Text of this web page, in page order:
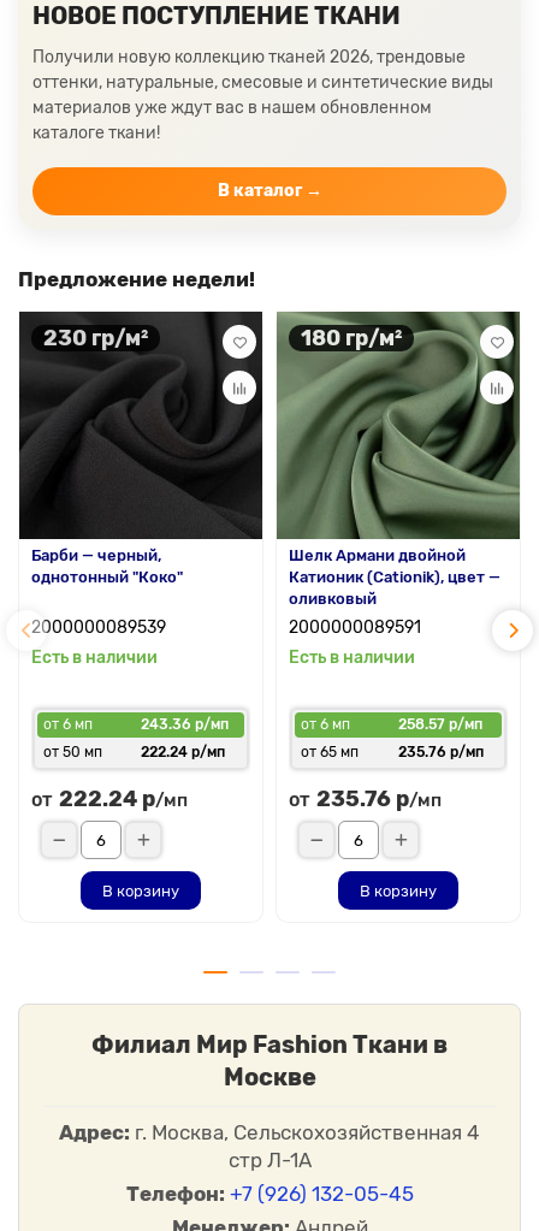
НОВОЕ ПОСТУПЛЕНИЕ ТКАНИ
Получили новую коллекцию тканей 2026, трендовые
оттенки, натуральные, смесовые и синтетические виды
материалов уже ждут вас в нашем обновленном
каталоге ткани!
В каталог →
Предложение недели!
230 гр/м²
Барби — черный,
однотонный "Коко"
2000000089539
Есть в наличии
от 6 мп
243.36 р/мп
от 50 мп
222.24 р/мп
от 222.24 р/мп
В корзину
180 гр/м²
Шелк Армани двойной
Катионик (Cationik), цвет —
оливковый
2000000089591
Есть в наличии
от 6 мп
258.57 р/мп
от 65 мп
235.76 р/мп
от 235.76 р/мп
В корзину
Филиал Мир Fashion Ткани в
Москве
Адрес: г. Москва, Сельскохозяйственная 4
стр Л-1А
Телефон: +7 (926) 132-05-45